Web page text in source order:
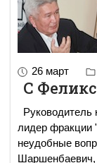
26 март
С
Руководитель
лидер фракции
неудобные вопросы
Шаршенбаевич,